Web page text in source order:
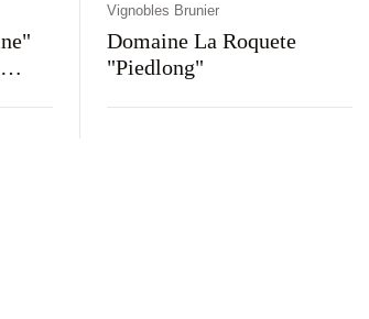
Vignobles Brunier
Domaine La Roquete
"Piedlong"